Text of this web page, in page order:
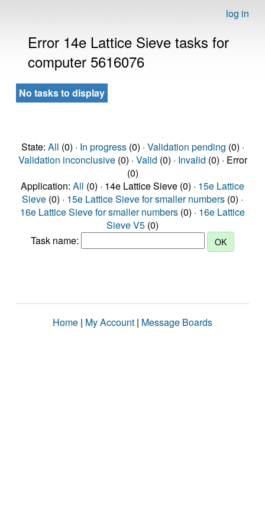
log in
Error 14e Lattice Sieve tasks for
computer 5616076
No tasks to display
State: All (0) · In progress(0) · Validation pending (0) ·
Validation inconclusive(0) · Valid (0) · Invalid (0) · Error
(0)
Application: All (0) · 14e Lattice Sieve (0) · 15e Lattice
Sieve (0) · 15e Lattice Sieve for smaller numbers (0) ·
16e Lattice Sieve for smaller numbers (0) · 16e Lattice
Sieve V5 (0)
Task name:
Home | My Account | Message Boards